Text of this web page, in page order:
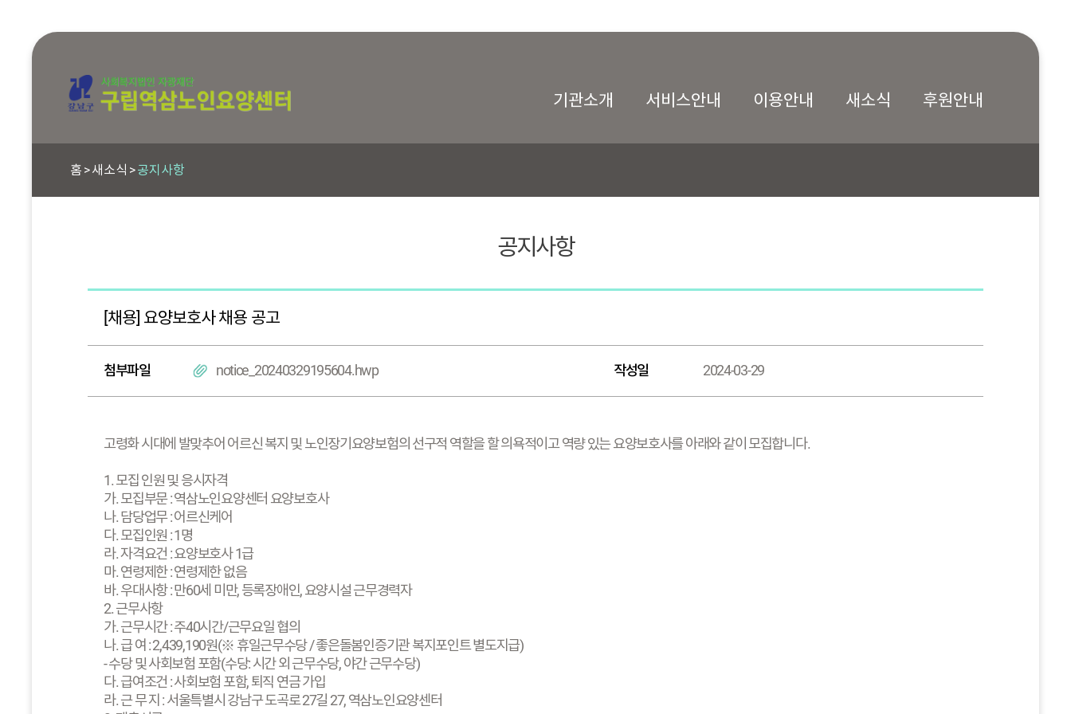
기관소개 서비스안내 이용안내 새소식 후원안내
홈 새소식 공지사항
공지사항
[채용] 요양보호사 채용 공고
첨부파일 notice_20240329195604.hwp 작성일 2024-03-29
고령화 시대에 발맞추어 어르신 복지 및 노인장기요양보험의 선구적 역할을 할 의욕적이고 역량 있는 요양보호사를 아래와 같이 모집합니다.
1. 모집 인원 및 응시자격
가. 모집부문 : 역삼노인요양센터 요양보호사
나. 담당업무 : 어르신케어
다. 모집인원 : 1명
라. 자격요건 : 요양보호사 1급
마. 연령제한 : 연령제한 없음
바. 우대사항 : 만60세 미만, 등록장애인, 요양시설 근무경력자
2. 근무사항
가. 근무시간 : 주40시간/근무요일 협의
나. 급 여 : 2,439,190원(※ 휴일근무수당 / 좋은돌봄인증기관 복지포인트 별도지급)
- 수당 및 사회보험 포함(수당: 시간 외 근무수당, 야간 근무수당)
다. 급여조건 : 사회보험 포함, 퇴직 연금 가입
라. 근 무 지 : 서울특별시 강남구 도곡로 27길 27, 역삼노인요양센터